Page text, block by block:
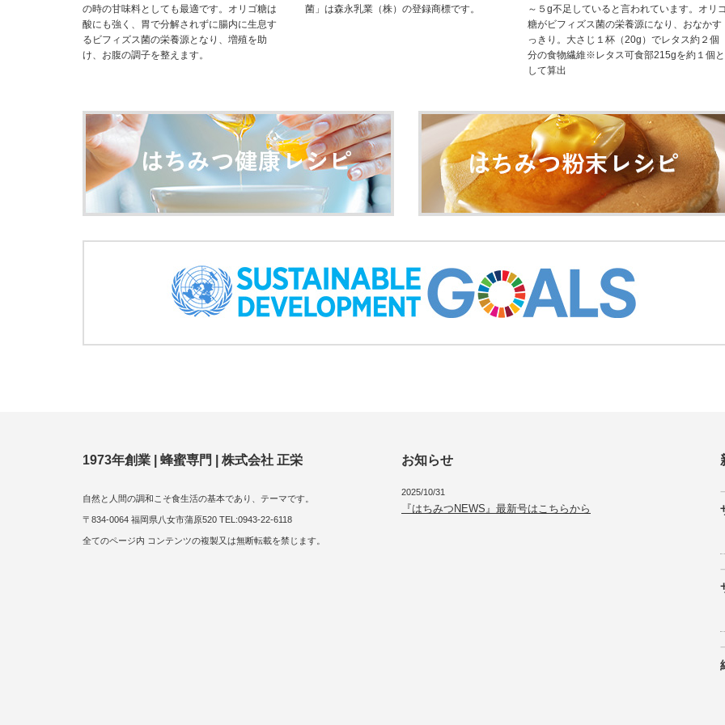
の時の甘味料としても最適です。オリゴ糖は
酸にも強く、胃で分解されずに腸内に生息す
るビフィズス菌の栄養源となり、増殖を助
け、お腹の調子を整えます。
菌」は森永乳業（株）の登録商標です。
～５g不足していると言われています。オリ
糖がビフィズス菌の栄養源になり、おなかす
っきり。大さじ１杯（20g）でレタス約２個
分の食物繊維※レタス可食部215gを約１個と
して算出
1973年創業 | 蜂蜜専門 | 株式会社 正栄
自然と人間の調和こそ食生活の基本であり、テーマです。
〒834-0064 福岡県八女市蒲原520 TEL:0943-22-6118
全てのページ内 コンテンツの複製又は無断転載を禁じます。
お知らせ
2025/10/31
『はちみつNEWS』最新号はこちらから